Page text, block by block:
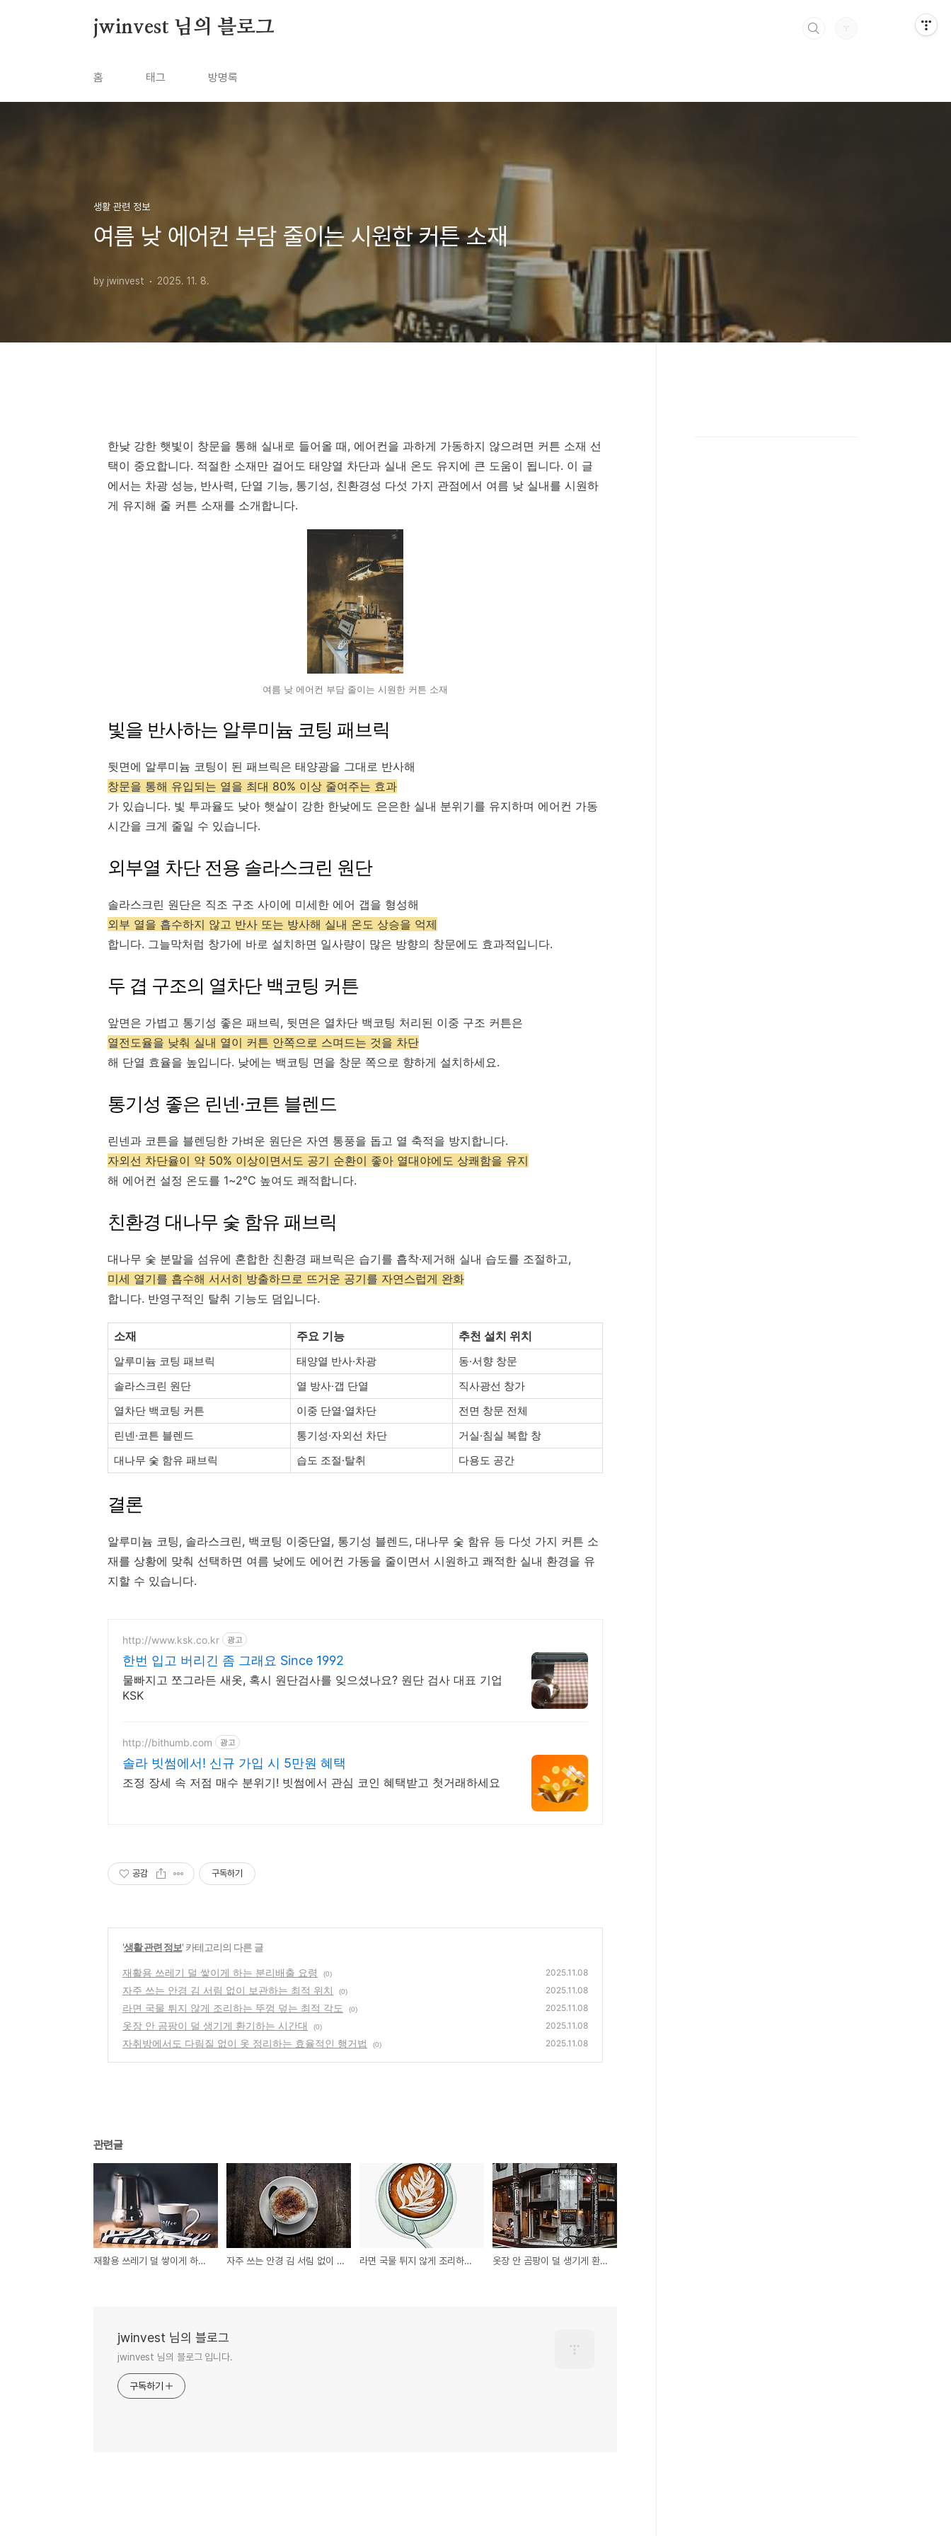
jwinvest 님의 블로그
홈 태그 방명록
생활 관련 정보
여름 낮 에어컨 부담 줄이는 시원한 커튼 소재
by jwinvest 2025. 11. 8.
한낮 강한 햇빛이 창문을 통해 실내로 들어올 때, 에어컨을 과하게 가동하지 않으려면 커튼 소재 선
택이 중요합니다. 적절한 소재만 걸어도 태양열 차단과 실내 온도 유지에 큰 도움이 됩니다. 이 글
에서는 차광 성능, 반사력, 단열 기능, 통기성, 친환경성 다섯 가지 관점에서 여름 낮 실내를 시원하
게 유지해 줄 커튼 소재를 소개합니다.
여름 낮 에어컨 부담 줄이는 시원한 커튼 소재
빛을 반사하는 알루미늄 코팅 패브릭
뒷면에 알루미늄 코팅이 된 패브릭은 태양광을 그대로 반사해
창문을 통해 유입되는 열을 최대 80% 이상 줄여주는 효과
가 있습니다. 빛 투과율도 낮아 햇살이 강한 한낮에도 은은한 실내 분위기를 유지하며 에어컨 가동
시간을 크게 줄일 수 있습니다.
외부열 차단 전용 솔라스크린 원단
솔라스크린 원단은 직조 구조 사이에 미세한 에어 갭을 형성해
외부 열을 흡수하지 않고 반사 또는 방사해 실내 온도 상승을 억제
합니다. 그늘막처럼 창가에 바로 설치하면 일사량이 많은 방향의 창문에도 효과적입니다.
두 겹 구조의 열차단 백코팅 커튼
앞면은 가볍고 통기성 좋은 패브릭, 뒷면은 열차단 백코팅 처리된 이중 구조 커튼은
열전도율을 낮춰 실내 열이 커튼 안쪽으로 스며드는 것을 차단
해 단열 효율을 높입니다. 낮에는 백코팅 면을 창문 쪽으로 향하게 설치하세요.
통기성 좋은 린넨·코튼 블렌드
린넨과 코튼을 블렌딩한 가벼운 원단은 자연 통풍을 돕고 열 축적을 방지합니다.
자외선 차단율이 약 50% 이상이면서도 공기 순환이 좋아 열대야에도 상쾌함을 유지
해 에어컨 설정 온도를 1~2℃ 높여도 쾌적합니다.
친환경 대나무 숯 함유 패브릭
대나무 숯 분말을 섬유에 혼합한 친환경 패브릭은 습기를 흡착·제거해 실내 습도를 조절하고,
미세 열기를 흡수해 서서히 방출하므로 뜨거운 공기를 자연스럽게 완화
합니다. 반영구적인 탈취 기능도 덤입니다.
소재 주요 기능 추천 설치 위치
알루미늄 코팅 패브릭 태양열 반사·차광
동·서향 창문
솔라스크린 원단
열 방사·갭 단열
직사광선 창가
열차단 백코팅 커튼
이중 단열·열차단
전면 창문 전체
린넨·코튼 블렌드
통기성·자외선 차단
거실·침실 복합 창
대나무 숯 함유 패브릭
습도 조절·탈취 다용도 공간
결론
알루미늄 코팅, 솔라스크린, 백코팅 이중단열, 통기성 블렌드, 대나무 숯 함유 등 다섯 가지 커튼 소
재를 상황에 맞춰 선택하면 여름 낮에도 에어컨 가동을 줄이면서 시원하고 쾌적한 실내 환경을 유
지할 수 있습니다.
http://www.ksk.co.kr 광고
한번 입고 버리긴 좀 그래요 Since 1992
물빠지고 쪼그라든 새옷, 혹시 원단검사를 잊으셨나요? 원단 검사 대표 기업
KSK
http://bithumb.com 광고
솔라 빗썸에서! 신규 가입 시 5만원 혜택
조정 장세 속 저점 매수 분위기! 빗썸에서 관심 코인 혜택받고 첫거래하세요
공감 구독하기
'생활 관련 정보' 카테고리의 다른 글
재활용 쓰레기 덜 쌓이게 하는 분리배출 요령 (0) 2025.11.08
자주 쓰는 안경 김 서림 없이 보관하는 최적 위치 (0) 2025.11.08
라면 국물 튀지 않게 조리하는 뚜껑 덮는 최적 각도 (0) 2025.11.08
옷장 안 곰팡이 덜 생기게 환기하는 시간대 (0) 2025.11.08
자취방에서도 다림질 없이 옷 정리하는 효율적인 행거법 (0) 2025.11.08
관련글
재활용 쓰레기 덜 쌓이게 하는 분리배출 요령 자주 쓰는 안경 김 서림 없이 보관하는 최적 위치 라면 국물 튀지 않게 조리하는 뚜껑 덮는 최적 각도 옷장 안 곰팡이 덜 생기게 환기하는 시간대
jwinvest 님의 블로그
jwinvest 님의 블로그 입니다.
구독하기